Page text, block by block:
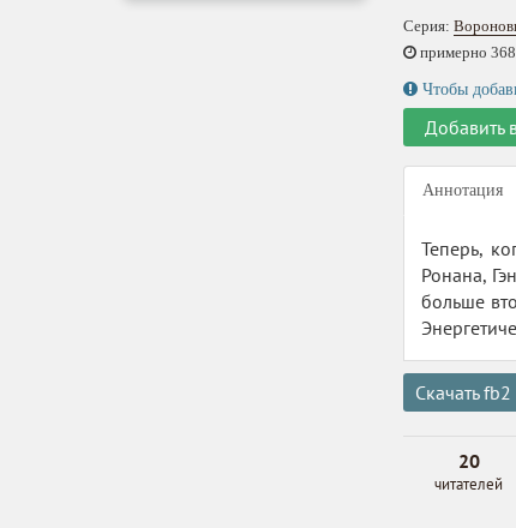
Серия:
примерно 368
Чтобы
Добавить
Аннотация
Теперь,
Ронана,
больше
Скачать fb2
20
читателей